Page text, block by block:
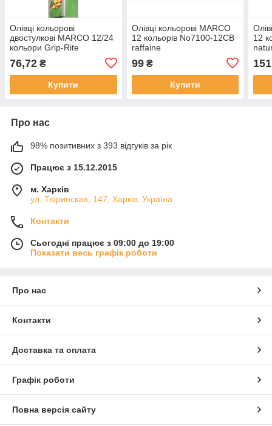
Олівці кольорові
двостулкові MARCO 12/24
кольори Grip-Rite
76,72 ₴
Купити
Олівці кольорові MARCO
12 кольорів No7100-12CB
raffaine
99₴
Купити
12
Про нас
98% позитивних з 393 відгуків за рік
Працює з 15.12.2015
м. Харків
ул. Тюринская, 147, Харків, Україна
Контакти
Сьогодні працює з 09:00 до 19:00
Показати весь графік роботи
Про нас
Контакти
Доставка та оплата
Графік роботи
Повна версія сайту